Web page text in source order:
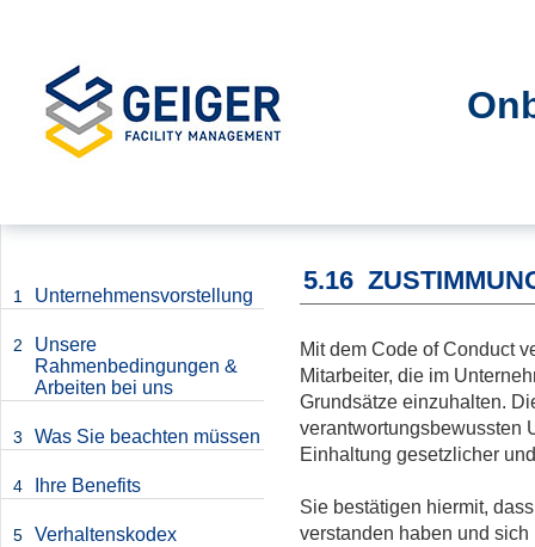
5.16
Mit dem Code of Conduct
Mitarbeiter, die im
Grundsätze einzuhalten.
verantwortungsbewussten
Einhaltung gesetzlicher
Sie bestätigen hiermit,
verstanden haben und
1 Unternehmensvorstellung
2
Unsere
Rahmenbedingungen &
Arbeiten bei uns
3 Was Sie beachten müssen
4 Ihre Benefits
5 Verhaltenskodex